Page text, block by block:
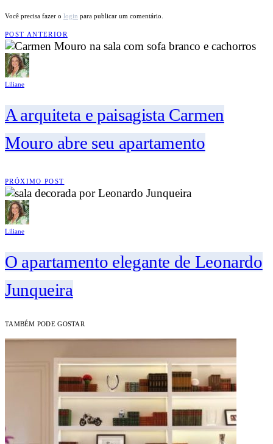
Você precisa fazer o login para publicar um comentário.
POST ANTERIOR
Liliane
A arquiteta e paisagista Carmen
Mouro abre seu apartamento
PRÓXIMO POST
Liliane
O apartamento elegante de Leonardo
Junqueira
TAMBÉM PODE GOSTAR